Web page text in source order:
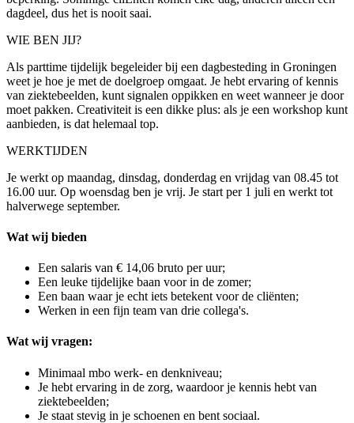
dagdeel, dus het is nooit saai.
WIE BEN JIJ?
Als parttime tijdelijk begeleider bij een dagbesteding in Groningen
weet je hoe je met de doelgroep omgaat. Je hebt ervaring of kennis
van ziektebeelden, kunt signalen oppikken en weet wanneer je door
moet pakken. Creativiteit is een dikke plus: als je een workshop kunt
aanbieden, is dat helemaal top.
WERKTIJDEN
Je werkt op maandag, dinsdag, donderdag en vrijdag van 08.45 tot
16.00 uur. Op woensdag ben je vrij. Je start per 1 juli en werkt tot
halverwege september.
Wat wij bieden
Een salaris van € 14,06 bruto per uur;
Een leuke tijdelijke baan voor in de zomer;
Een baan waar je echt iets betekent voor de cliënten;
Werken in een fijn team van drie collega's.
Wat wij vragen:
Minimaal mbo werk- en denkniveau;
Je hebt ervaring in de zorg, waardoor je kennis hebt van
ziektebeelden;
Je staat stevig in je schoenen en bent sociaal.